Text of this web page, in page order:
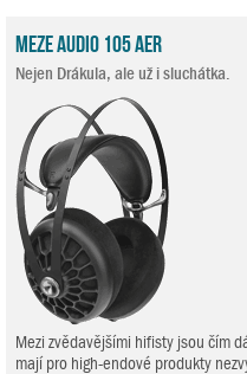
Meze Audio 105 AER
Nejen Drákula, ale už i sluchátka.
Mezi zvědavějšími hifisty jsou čím
mají pro high-endové produkty